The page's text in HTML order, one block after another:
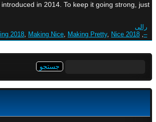
in 2014. To keep it going strong, just […]
رالی
–
,
2018, Making Nice, Making Pretty, Nice 2018